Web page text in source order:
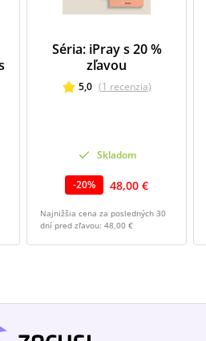
Séria: iPray s 20 %
zľavou
5,0 (1 recenzia)
Skladom
-20% 48,00 €
Najnižšia cena za posledných 30
dní pred zľavou: 48,00 €